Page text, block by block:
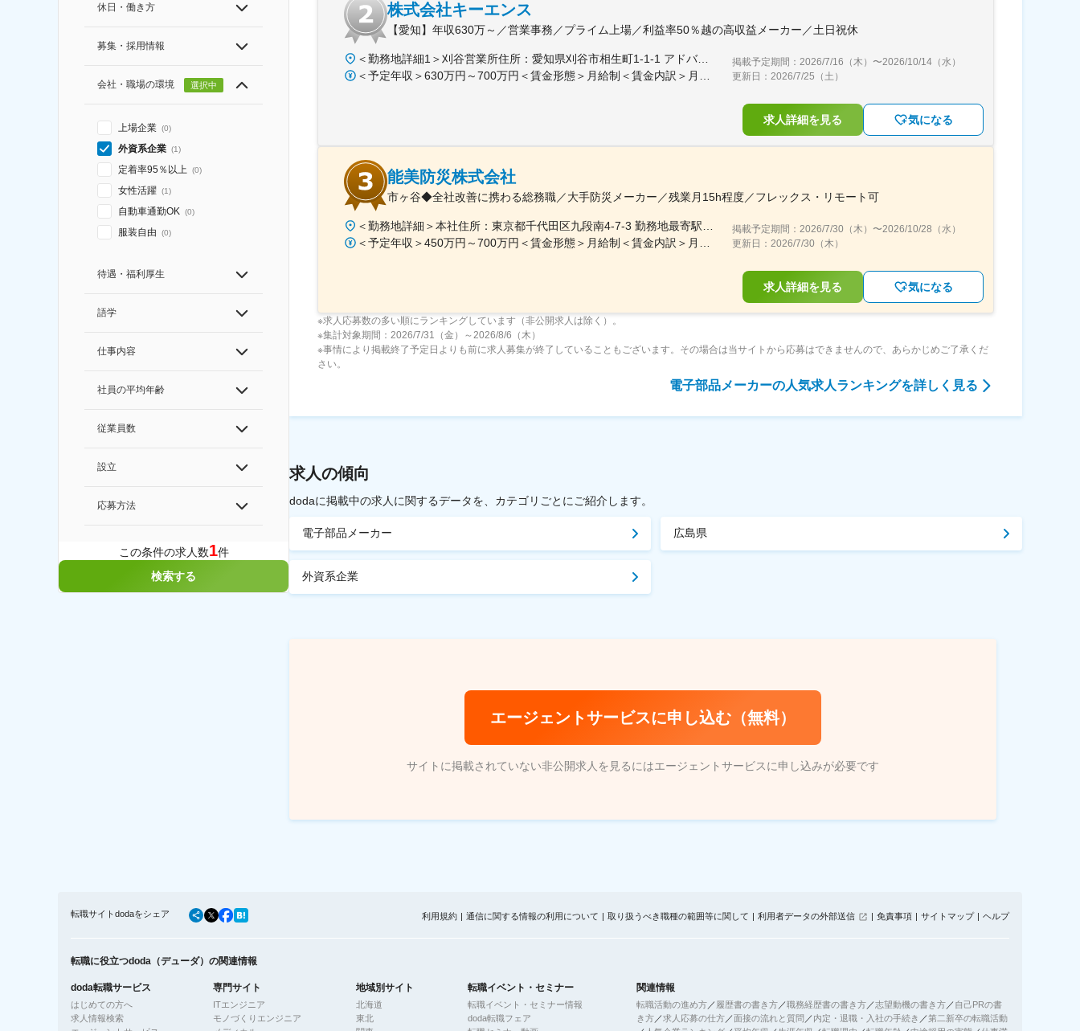
休日・働き方
募集・採用情報
会社・職場の環境 選択中
上場企業 (0)
外資系企業 (1)
定着率95％以上 (0)
女性活躍 (1)
自動車通勤OK (0)
服装自由 (0)
待遇・福利厚生
語学
仕事内容
社員の平均年齢
従業員数
設立
応募方法
この条件の求人数1件
検索する
株式会社キーエンス
【愛知】年収630万～／営業事務／プライム上場／利益率50％越の高収益メーカー／土日祝休
＜勤務地詳細1＞刈谷営業所住所：愛知県刈谷市相生町1-1-1 アドバンス・スクエア刈谷勤務地最寄駅：JR線／刈谷駅受動喫煙対策：敷地内喫煙可能場所あり＜勤務地詳細2＞一宮営業所住所：愛知県一宮市本町2-2-2 JES一宮ビル勤務地最寄駅：JR線／尾張一宮駅受動喫煙対策：敷地内喫煙可能場所あり＜勤務地詳細3＞名古屋営業所住所：愛知県名古屋市中区錦2-4-15 ORE錦二丁目ビル勤務地最寄駅：丸の内駅受動喫煙対策：敷地内喫煙可能場所あり変更の範囲：会社の定める事業所
掲載予定期間： 2026/7/16（木） 〜2026/10/14（水）
更新日： 2026/7/25（土）
求人詳細を見る 気になる
能美防災株式会社
市ヶ谷◆全社改善に携わる総務職／大手防災メーカー／残業月15h程度／フレックス・リモート可
掲載予定期間： 2026/7/30（木） 〜2026/10/28（水）
更新日： 2026/7/30（木）
求人詳細を見る 気になる
※求人応募数の多い順にランキングしています（非公開求人は除く）。
※集計対象期間：2026/7/31（金）～2026/8/6（木）
※事情により掲載終了予定日よりも前に求人募集が終了していることもございます。その場合は当サイトから応募はできませんので、あらかじめご了承くだ
さい。
電子部品メーカーの人気求人ランキングを詳しく見る
求人の傾向
dodaに掲載中の求人に関するデータを、カテゴリごとにご紹介します。
電子部品メーカー 広島県
外資系企業
エージェントサービスに申し込む（無料）
サイトに掲載されていない非公開求人を見るにはエージェントサービスに申し込みが必要です
転職サイトdodaをシェア 利用規約 通信に関する情報の利用について 取り扱うべき職種の範囲等に関して 利用者データの外部送信 免責事項 サイトマップ ヘルプ
転職に役立つdoda（デューダ）の関連情報
doda転職サービス
はじめての方へ
求人情報検索
専門サイト
ITエンジニア
モノづくりエンジニア
地域別サイト
北海道
東北
転職イベント・セミナー
転職イベント・セミナー情報
doda転職フェア
関連情報
転職活動の進め方 ／ 履歴書の書き方 ／職務経歴書の書き方 ／志望動機の書き方 ／ 自己PRの書
き方 ／求人応募の仕方 ／面接の流れと質問 ／ 内定・退職・入社の手続き ／第二新卒の転職活動